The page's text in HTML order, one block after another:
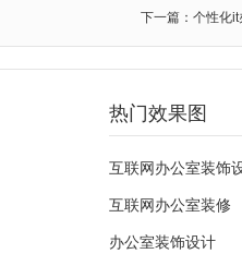
下一篇：个性化
热门效果图
互联网办公室装饰
互联网办公室装修
办公室装饰设计